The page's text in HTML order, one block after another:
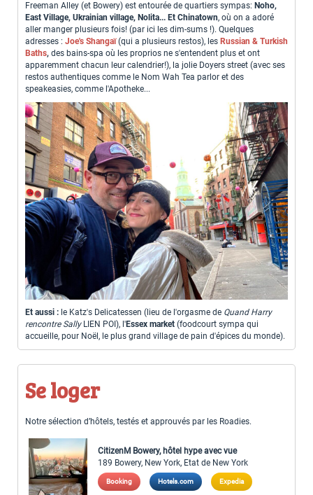
Freeman Alley (et Bowery) est entourée de quartiers sympas: Noho,
East Village, Ukrainian village, Nolita... Et Chinatown, où on a adoré
aller manger plusieurs fois! (par ici les dim-sums !). Quelques
adresses : Joe's Shangaï(qui a plusieurs restos), les Russian & Turkish
Baths, des bains-spa où les proprios ne s'entendent plus et ont
apparemment chacun leur calendrier!), la jolie Doyers street (avec ses
restos authentiques comme le Nom Wah Tea parlor et des
speakeasies, comme l'Apotheke...
Et aussi : le Katz's Delicatessen (lieu de l'orgasme de Quand Harry
rencontre SallyLIEN POI), l'Essex market (foodcourt sympa qui
accueille, pour Noël, le plus grand village de pain d'épices du monde).
Se loger
Notre sélection d’hôtels, testés et approuvés par les Roadies.
CitizenM Bowery, hôtel hype avec vue
189 Bowery, New York, Etat de New York
Booking Hotels.com Expedia